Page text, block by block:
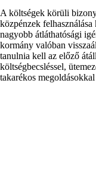
A költségek körüli
közpénzek
nagyobb átláthatósági
kormány valóban
tanulnia kell az előző
költségbecsléssel,
takarékos